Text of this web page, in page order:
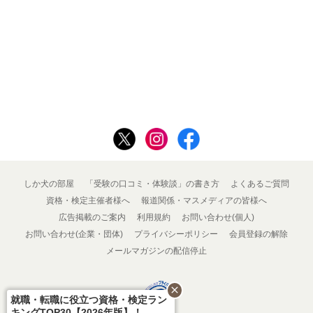
しか犬の部屋 「受験の口コミ・体験談」の書き方
よくあるご質問
資格・検定主催者様へ
報道関係・マスメディアの皆様へ
広告掲載のご案内
利用規約
お問い合わせ(個人)
お問い合わせ(企業・団体)
プライバシーポリシー
会員登録の解除
メールマガジンの配信停止
就職・転職に役立つ資格・検定ラン
close